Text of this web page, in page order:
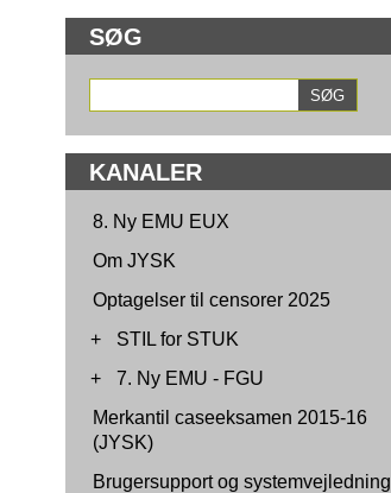
SØG
KANALER
8. Ny EMU EUX
Om JYSK
Optagelser til censorer 2025
+
STIL for STUK
+
7. Ny EMU - FGU
Merkantil caseeksamen 2015-16
(JYSK)
Brugersupport og systemvejledning